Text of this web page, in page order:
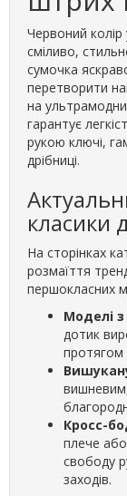
Червоний колір
сміливо,
сумочка
перетворити
на
гарантує
рукою ключі,
дрібниці.
класики
На сторінках
розмаїття
першокласних
Моделі
дотик
протягом
Кросс-
плече
свободу
заходів.